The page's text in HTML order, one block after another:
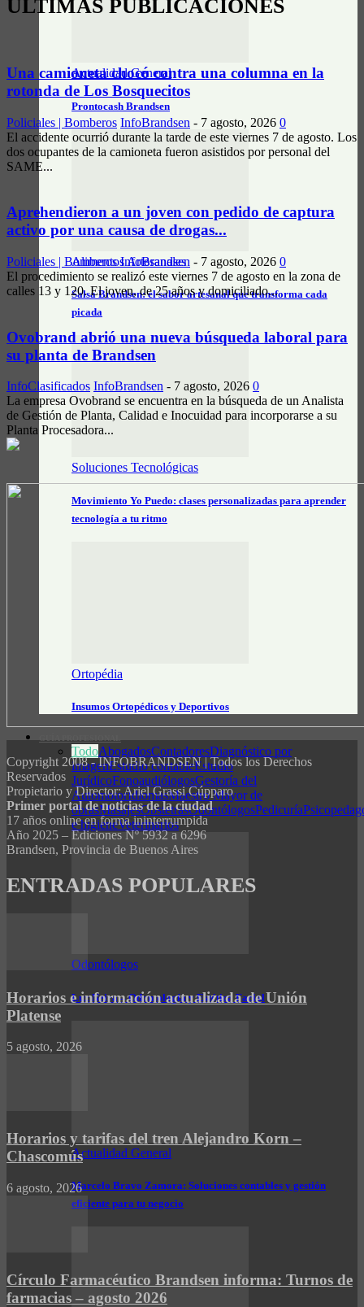
Actualidad General
Prontocash Brandsen
Alimentos Artesanales
Salsa Brandsen: el sabor artesanal que transforma cada
picada
Soluciones Tecnológicas
Movimiento Yo Puedo: clases personalizadas para aprender
tecnología a tu ritmo
Ortopédia
Insumos Ortopédicos y Deportivos
TodoAbogadosContadoresDiagnóstico por
imagenEstudio contableEstudio
JurídicoFonoaudiólogosGestoría del
AutomotorIdiomasMaestro Mayor de
obrasMasajesObstetrasOdontólogosPedicuría
e higieneVeterinarios
Odontólogos
Luz Neira – Odontología y Estética Facial
Actualidad General
Marcelo Bravo Zamora: Soluciones contables y gestión
eficiente para tu negocio
ÚLTIMAS PUBLICACIONES
Una camioneta chocó contra una columna en la
rotonda de Los Bosquecitos
Policiales | Bomberos InfoBrandsen - 7 agosto, 2026 0
El accidente ocurrió durante la tarde de este viernes 7 de agosto. Los
dos ocupantes de la camioneta fueron asistidos por personal del
SAME...
Aprehendieron a un joven con pedido de captura
activo por una causa de drogas...
Policiales | Bomberos InfoBrandsen - 7 agosto, 2026 0
El procedimiento se realizó este viernes 7 de agosto en la zona de
calles 13 y 120. El joven, de 25 años y domiciliado...
Ovobrand abrió una nueva búsqueda laboral para
su planta de Brandsen
InfoClasificados InfoBrandsen - 7 agosto, 2026 0
La empresa Ovobrand se encuentra en la búsqueda de un Analista
de Gestión de Planta, Calidad e Inocuidad para incorporarse a su
Planta Procesadora...
Copyright 2008 - INFOBRANDSEN | Todos los Derechos
Reservados
Propietario y Director: Ariel Grassi Cúpparo
Primer portal de noticias de la ciudad
17 años online en forma ininterrumpida
Año 2025 – Ediciones Nº 5932 a 6296
Brandsen, Provincia de Buenos Aires
ENTRADAS POPULARES
Horarios e información actualizada de Unión
Platense
5 agosto, 2026
Horarios y tarifas del tren Alejandro Korn –
Chascomús
6 agosto, 2026
Círculo Farmacéutico Brandsen informa: Turnos de
farmacias – agosto 2026